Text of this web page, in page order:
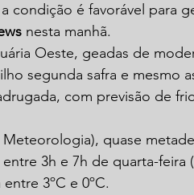
condição é favorável para
nesta manhã.
Oeste, geadas de
segunda safra e mesmo
com previsão de
quase
3h e 7h de quarta-feira
3ºC e 0ºC.